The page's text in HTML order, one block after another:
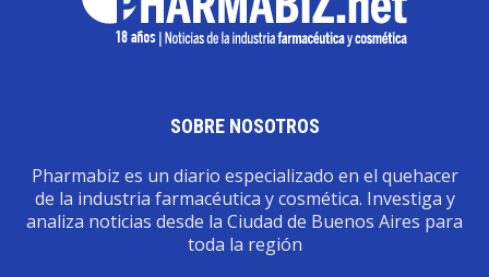
SOBRE NOSOTROS
Pharmabiz es un diario especializado en el quehacer
de la industria farmacéutica y cosmética. Investiga y
analiza noticias desde la Ciudad de Buenos Aires para
toda la región